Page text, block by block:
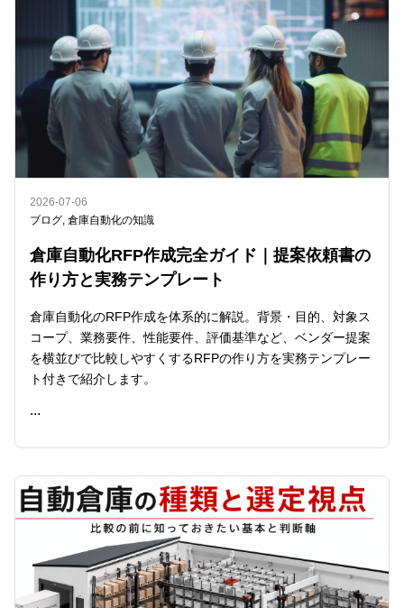
2026-07-06
ブログ, 倉庫自動化の知識
倉庫自動化RFP作成完全ガイド｜提案依頼書の
作り方と実務テンプレート
倉庫自動化のRFP作成を体系的に解説。背景・目的、対象ス
コープ、業務要件、性能要件、評価基準など、ベンダー提案
を横並びで比較しやすくするRFPの作り方を実務テンプレー
ト付きで紹介します。
...
READ ME